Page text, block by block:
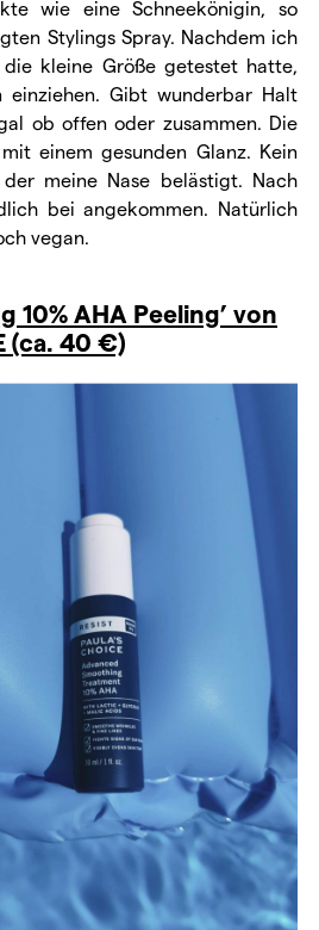
wie eine Schneekönigin, so
Stylings Spray. Nachdem ich
kleine Größe getestet hatte,
einziehen. Gibt wunderbar Halt
ob offen oder zusammen. Die
einem gesunden Glanz. Kein
meine Nase belästigt. Nach
bei angekommen. Natürlich
vegan.
10% AHA Peeling’ von
(ca. 40 €)